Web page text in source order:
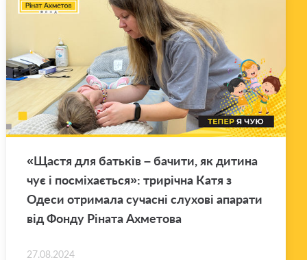
«Щастя для батьків – ба­чи­ти, як ди­ти­на
чує і посміхається»: трирічна Катя з
Одеси от­ри­ма­ла су­часні слу­хові апа­ра­ти
від Фонду Ріната Ах­ме­то­ва
27.08.2024